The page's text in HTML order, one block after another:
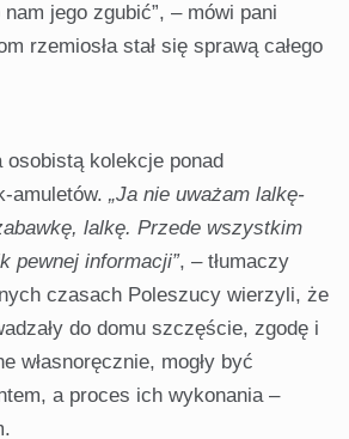
jego zgubić”, – mówi pani
rzemiosła stał się sprawą całego
osobistą kolekcje ponad
amuletów. „Ja nie uważam lalkę-
lalkę. Przede wszystkim
pewnej informacji”, – tłumaczy
czasach Poleszucy wierzyli, że
do domu szczęście, zgodę i
własnoręcznie, mogły być
a proces ich wykonania –